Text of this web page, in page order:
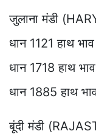
जुलाना मंडी
धान 1121 हाथ
धान 1718 हाथ
धान 1885 हाथ
बूंदी मंडी